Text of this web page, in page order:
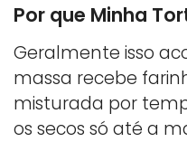
Por que Minha
Geralmente isso
massa recebe
misturada por
os secos só até a